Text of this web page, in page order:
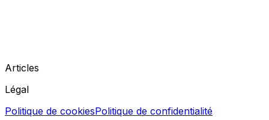
Articles
Légal
Politique de cookiesPolitique de confidentialité